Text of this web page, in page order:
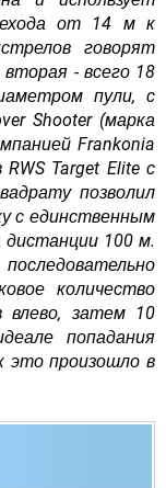
от 14 м к
говорят
- всего 18
пули, с
Shooter (марка
Frankonia
Target Elite с
позволил
с единственным
100 м.
количество
влево, затем 10
попадания
это произошло в